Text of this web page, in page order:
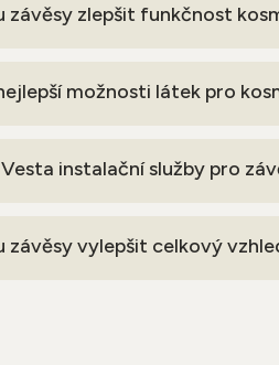
závěsy zlepšit funkčnost
možnosti látek pro
instalační služby pro
závěsy vylepšit celkový